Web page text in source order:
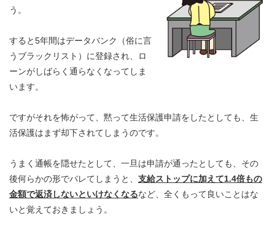
う。
すると5年間はデータバンク（俗に言
うブラックリスト）に登録され、ロ
ーンがしばらく通らなくなってしま
います。
ですがそれを怖がって、黙って生活保護申請をしたとしても、生
活保護はまず却下されてしまうのです。
うまく通帳を隠せたとして、一旦は申請が通ったとしても、その
後何らかの形でバレてしまうと、 支給ストップに加えて1.4倍もの
金額で返済しないといけなくなるなど、全くもって良いことはな
いと覚えておきましょう。